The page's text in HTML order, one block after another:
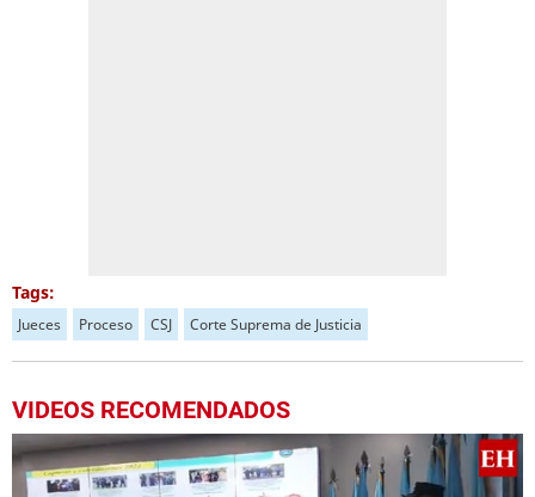
Tags:
Jueces Proceso CSJ Corte Suprema de Justicia
VIDEOS RECOMENDADOS